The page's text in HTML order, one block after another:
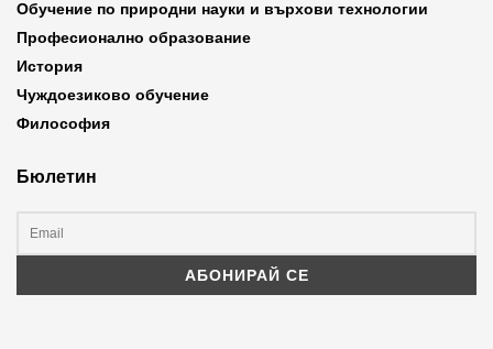
Обучение по природни науки и върхови технологии
Професионално образование
История
Чуждоезиково обучение
Философия
Бюлетин